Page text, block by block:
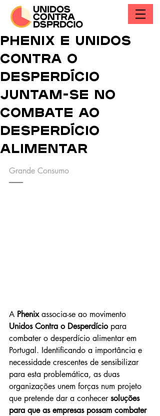
Phenix e Unidos
Contra o
Desperdício
juntam-se no
combate ao
desperdício
alimentar
Grande Consumo
A Phenix associa-se ao movimento
Unidos Contra o Desperdício para
combater o desperdício alimentar em
Portugal. Identificando a importância e
necessidade crescentes de sensibilizar
para esta problemática, as duas
organizações unem forças num projeto
que pretende dar a conhecer soluções
para que as empresas possam combater